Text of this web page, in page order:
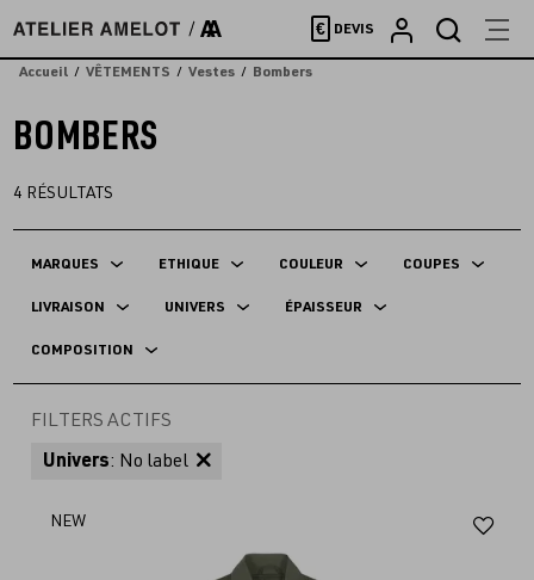
directement
au
€ DEVIS
Accueil VÊTEMENTS Vestes Bombers
BOMBERS
4 RÉSULTATS
MARQUES ETHIQUE COULEUR COUPES
LIVRAISON UNIVERS ÉPAISSEUR
COMPOSITION
FILTERS ACTIFS
Univers: No label
NEW